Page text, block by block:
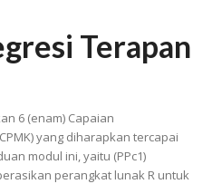
Terapan
6 (enam) Capaian
yang diharapkan tercapai
modul ini, yaitu (PPc1)
perangkat lunak R untuk